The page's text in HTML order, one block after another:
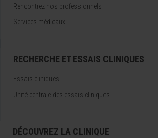
Rencontrez nos professionnels
Services médicaux
RECHERCHE ET ESSAIS CLINIQUES
Essais cliniques
Unité centrale des essais cliniques
DÉCOUVREZ LA CLINIQUE